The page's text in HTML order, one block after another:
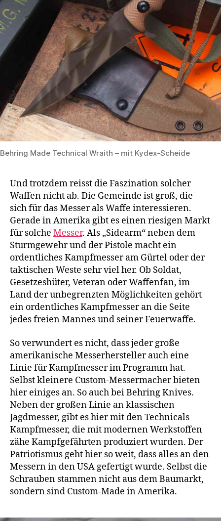
Behring Made Technical Wraith – mit Kydex-Scheide
Und trotzdem reisst die Faszination solcher
Waffen nicht ab. Die Gemeinde ist groß, die
sich für das Messer als Waffe interessieren.
Gerade in Amerika gibt es einen riesigen Markt
für solche Messer. Als „Sidearm“ neben dem
Sturmgewehr und der Pistole macht ein
ordentliches Kampfmesser am Gürtel oder der
taktischen Weste sehr viel her. Ob Soldat,
Gesetzeshüter, Veteran oder Waffenfan, im
Land der unbegrenzten Möglichkeiten gehört
ein ordentliches Kampfmesser an die Seite
jedes freien Mannes und seiner Feuerwaffe.
So verwundert es nicht, dass jeder große
amerikanische Messerhersteller auch eine
Linie für Kampfmesser im Programm hat.
Selbst kleinere Custom-Messermacher bieten
hier einiges an. So auch bei Behring Knives.
Neben der großen Linie an klassischen
Jagdmesser, gibt es hier mit den Technicals
Kampfmesser, die mit modernen Werkstoffen
zähe Kampfgefährten produziert wurden. Der
Patriotismus geht hier so weit, dass alles an den
Messern in den USA gefertigt wurde. Selbst die
Schrauben stammen nicht aus dem Baumarkt,
sondern sind Custom-Made in Amerika.